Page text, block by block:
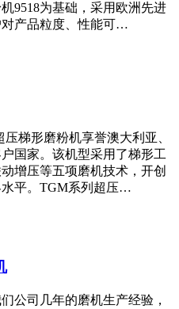
9518为基础，采用欧洲先进
产品粒度、性能可…
梯形磨粉机享誉澳大利亚、
国家。该机型采用了梯形工
增压等五项磨机技术，开创
平。TGM系列超压…
公司几年的磨机生产经验，